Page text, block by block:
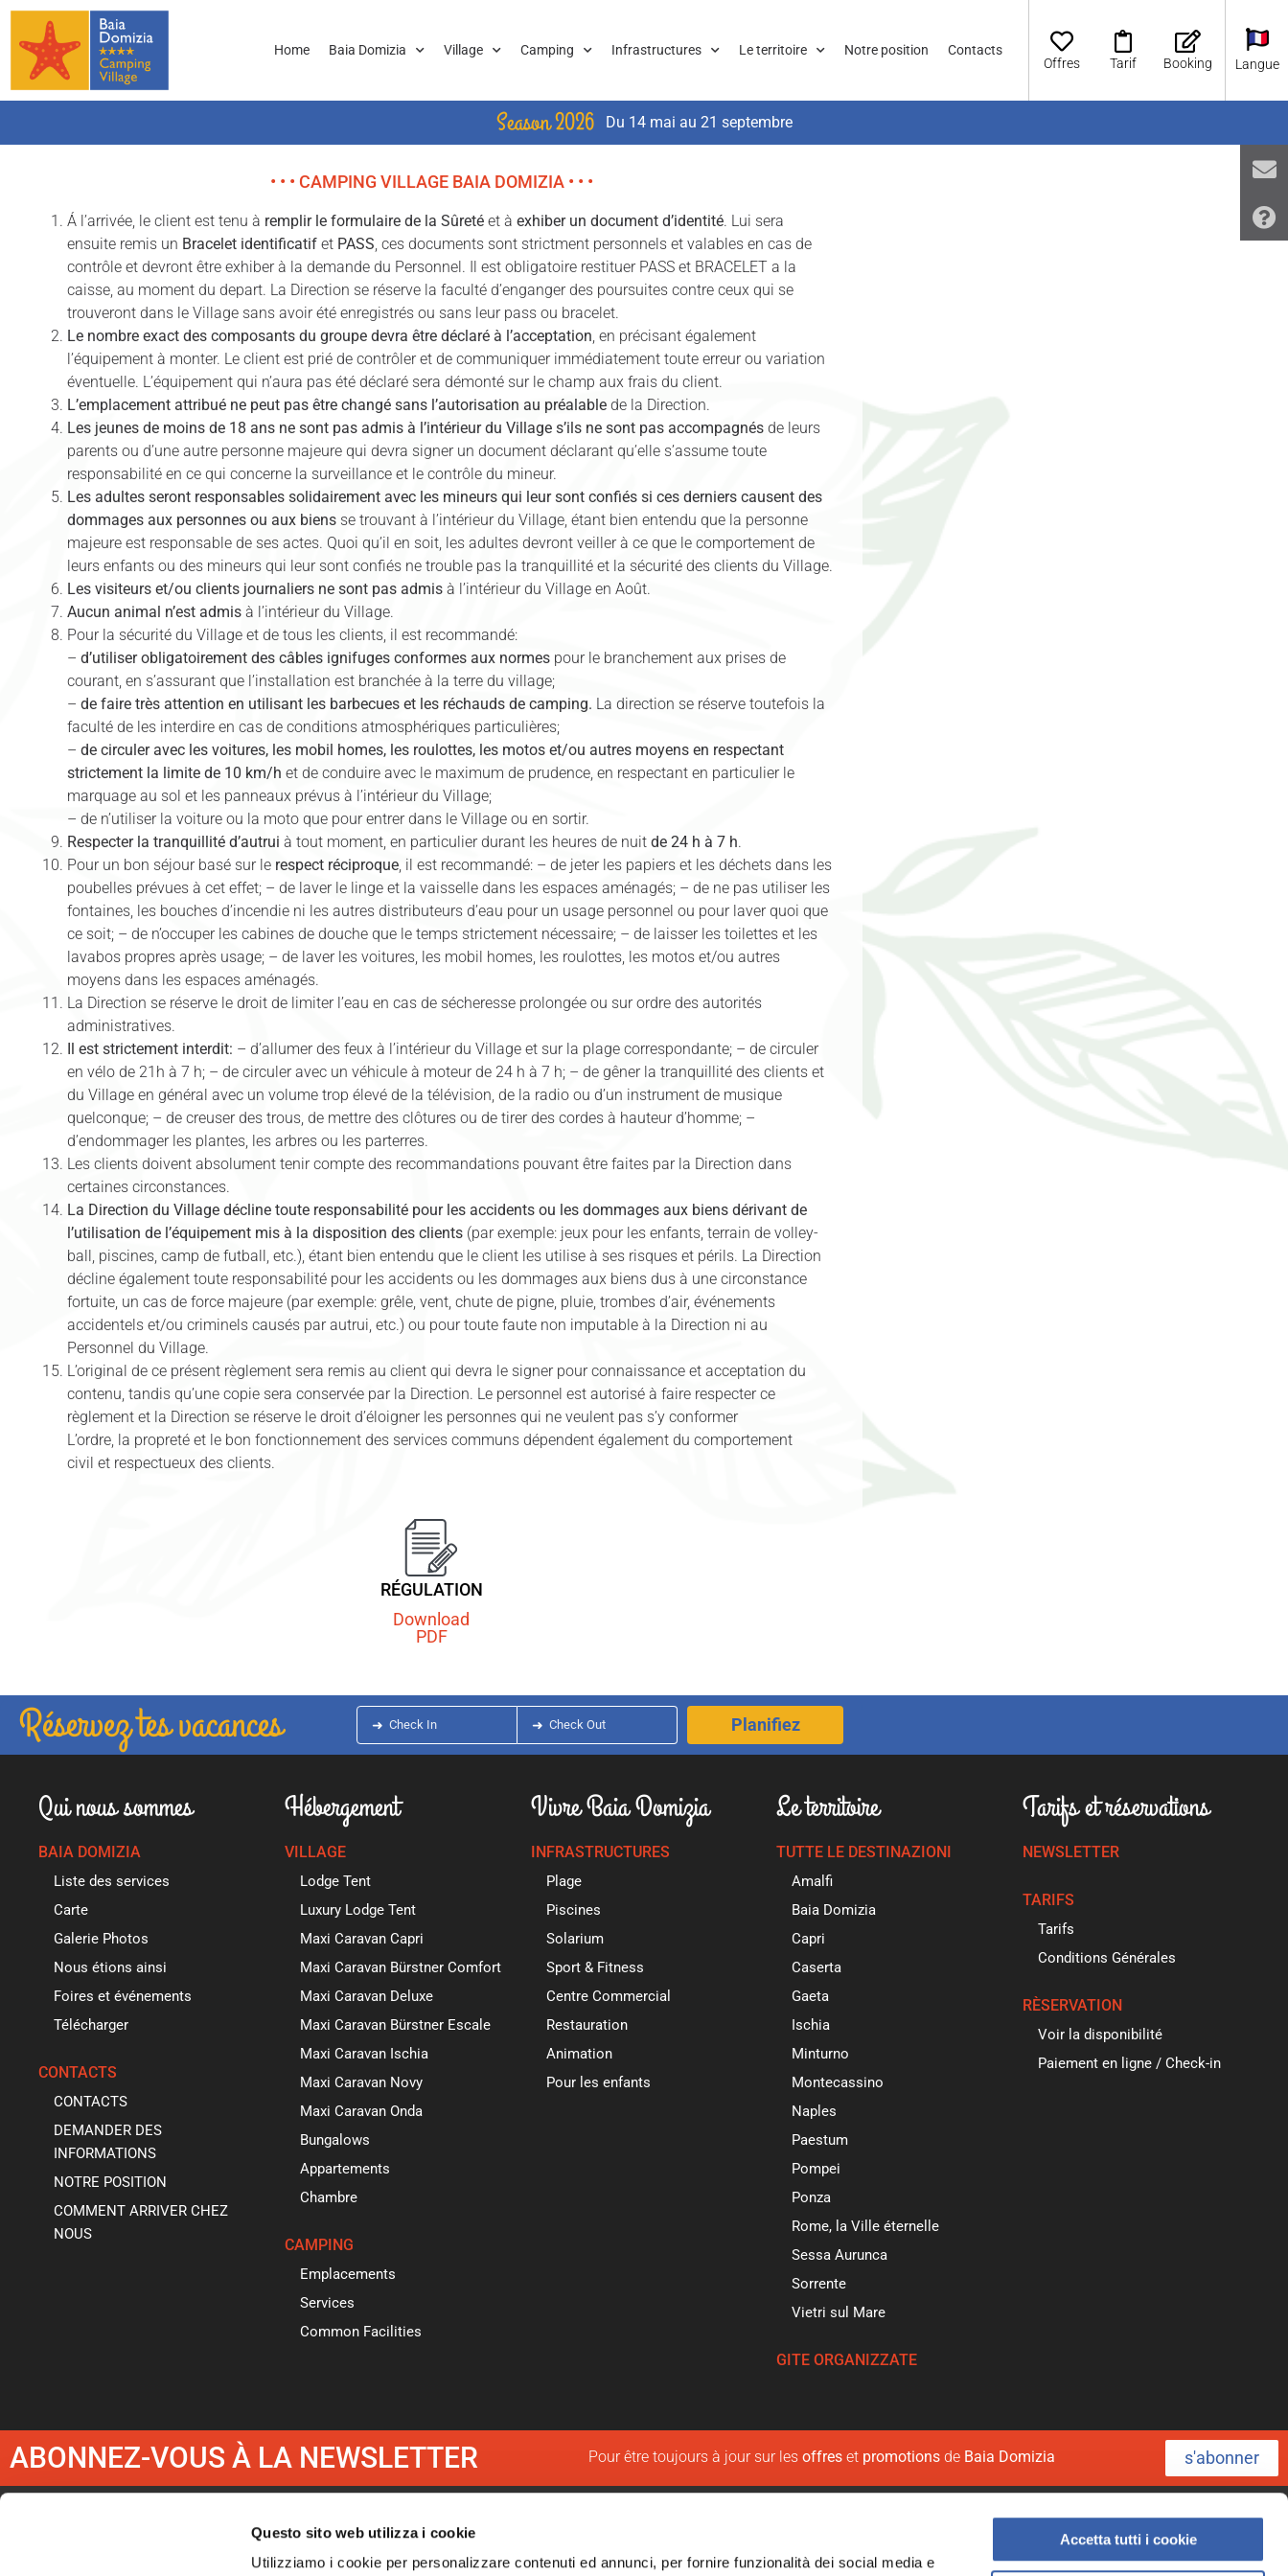
Questo sito web utilizza i cookie
Utilizziamo i cookie per personalizzare contenuti ed annunci, per fornire funzionalità dei social media e
Accetta tutti i cookie
Home Baia Domizia Village Camping Infrastructures Le territoire Notre position
Contacts
Offres
Tarif Booking Langue
Season 2026 Du 14 mai au 21 septembre
• • • CAMPING VILLAGE BAIA DOMIZIA • • •
Á l’arrivée, le client est tenu à remplir le formulaire de la Sûreté et à exhiber un document d’identité. Lui sera
ensuite remis un Bracelet identificatif et PASS , ces documents sont strictment personnels et valables en cas de
contrôle et devront être exhiber à la demande du Personnel. Il est obligatoire restituer PASS et BRACELET a la
caisse, au moment du depart. La Direction se réserve la faculté d’enganger des poursuites contre ceux qui se
trouveront dans le Village sans avoir été enregistrés ou sans leur pass ou bracelet.
Le nombre exact des composants du groupe devra être déclaré à l’acceptation , en précisant également
l’équipement à monter. Le client est prié de contrôler et de communiquer immédiatement toute erreur ou variation
éventuelle. L’équipement qui n’aura pas été déclaré sera démonté sur le champ aux frais du client.
L’emplacement attribué ne peut pas être changé sans l’autorisation au préalable de la Direction.
Les jeunes de moins de 18 ans ne sont pas admis à l’intérieur du Village s’ils ne sont pas accompagnés de leurs
parents ou d’une autre personne majeure qui devra signer un document déclarant qu’elle s’assume toute
responsabilité en ce qui concerne la surveillance et le contrôle du mineur.
Les adultes seront responsables solidairement avec les mineurs qui leur sont confiés si ces derniers causent des
dommages aux personnes ou aux biens se trouvant à l’intérieur du Village, étant bien entendu que la personne
majeure est responsable de ses actes. Quoi qu’il en soit, les adultes devront veiller à ce que le comportement de
leurs enfants ou des mineurs qui leur sont confiés ne trouble pas la tranquillité et la sécurité des clients du Village.
Les visiteurs et/ou clients journaliers ne sont pas admis à l’intérieur du Village en Août.
Aucun animal n’est admis à l’intérieur du Village.
Pour la sécurité du Village et de tous les clients, il est recommandé:
– d’utiliser obligatoirement des câbles ignifuges conformes aux normes pour le branchement aux prises de
courant, en s’assurant que l’installation est branchée à la terre du village;
– de faire très attention en utilisant les barbecues et les réchauds de camping. La direction se réserve toutefois la
faculté de les interdire en cas de conditions atmosphériques particulières;
– de circuler avec les voitures, les mobil homes, les roulottes, les motos et/ou autres moyens en respectant
strictement la limite de 10 km/h et de conduire avec le maximum de prudence, en respectant en particulier le
marquage au sol et les panneaux prévus à l’intérieur du Village;
– de n’utiliser la voiture ou la moto que pour entrer dans le Village ou en sortir.
Respecter la tranquillité d’autrui à tout moment, en particulier durant les heures de nuit de 24 h à 7 h.
Pour un bon séjour basé sur le respect réciproque , il est recommandé: – de jeter les papiers et les déchets dans les
poubelles prévues à cet effet; – de laver le linge et la vaisselle dans les espaces aménagés; – de ne pas utiliser les
fontaines, les bouches d’incendie ni les autres distributeurs d’eau pour un usage personnel ou pour laver quoi que
ce soit; – de n’occuper les cabines de douche que le temps strictement nécessaire; – de laisser les toilettes et les
lavabos propres après usage; – de laver les voitures, les mobil homes, les roulottes, les motos et/ou autres
moyens dans les espaces aménagés.
La Direction se réserve le droit de limiter l’eau en cas de sécheresse prolongée ou sur ordre des autorités
administratives.
Il est strictement interdit: – d’allumer des feux à l’intérieur du Village et sur la plage correspondante; – de circuler
en vélo de 21h à 7 h; – de circuler avec un véhicule à moteur de 24 h à 7 h; – de gêner la tranquillité des clients et
du Village en général avec un volume trop élevé de la télévision, de la radio ou d’un instrument de musique
quelconque; – de creuser des trous, de mettre des clôtures ou de tirer des cordes à hauteur d’homme; –
d’endommager les plantes, les arbres ou les parterres.
Les clients doivent absolument tenir compte des recommandations pouvant être faites par la Direction dans
certaines circonstances.
La Direction du Village décline toute responsabilité pour les accidents ou les dommages aux biens dérivant de
l’utilisation de l’équipement mis à la disposition des clients (par exemple: jeux pour les enfants, terrain de volley-
ball, piscines, camp de futball, etc.), étant bien entendu que le client les utilise à ses risques et périls. La Direction
décline également toute responsabilité pour les accidents ou les dommages aux biens dus à une circonstance
fortuite, un cas de force majeure (par exemple: grêle, vent, chute de pigne, pluie, trombes d’air, événements
accidentels et/ou criminels causés par autrui, etc.) ou pour toute faute non imputable à la Direction ni au
Personnel du Village.
L’original de ce présent règlement sera remis au client qui devra le signer pour connaissance et acceptation du
contenu, tandis qu’une copie sera conservée par la Direction. Le personnel est autorisé à faire respecter ce
règlement et la Direction se réserve le droit d’éloigner les personnes qui ne veulent pas s’y conformer
L’ordre, la propreté et le bon fonctionnement des services communs dépendent également du comportement
civil et respectueux des clients.
RÉGULATION
Download
PDF
Réservez tes vacances ➜ Check In ➜ Check Out Planifiez
Qui nous sommes
BAIA DOMIZIA
Liste des services
Carte
Galerie Photos
Nous étions ainsi
Foires et événements
Télécharger
CONTACTS
CONTACTS
DEMANDER DES
INFORMATIONS
NOTRE POSITION
COMMENT ARRIVER CHEZ
NOUS
Hébergement
VILLAGE
Lodge Tent
Luxury Lodge Tent
Maxi Caravan Capri
Maxi Caravan Bürstner Comfort
Maxi Caravan Deluxe
Maxi Caravan Bürstner Escale
Maxi Caravan Ischia
Maxi Caravan Novy
Maxi Caravan Onda
Bungalows
Appartements
Chambre
CAMPING
Emplacements
Services
Common Facilities
Vivre Baia Domizia
INFRASTRUCTURES
Plage
Piscines
Solarium
Sport & Fitness
Centre Commercial
Restauration
Animation
Pour les enfants
Le territoire
TUTTE LE DESTINAZIONI
Amalfi
Baia Domizia
Capri
Caserta
Gaeta
Ischia
Minturno
Montecassino
Naples
Paestum
Pompei
Ponza
Rome, la Ville éternelle
Sessa Aurunca
Sorrente
Vietri sul Mare
GITE ORGANIZZATE
Tarifs et réservations
NEWSLETTER
TARIFS
Tarifs
Conditions Générales
RÈSERVATION
Voir la disponibilité
Paiement en ligne / Check-in
ABONNEZ-VOUS À LA NEWSLETTER Pour être toujours à jour sur les offres et promotions de Baia Domizia s'abonner
Baia Domizia – Camping Village – Sessa Aurunca (CE) Italia – Tel.
CF e P. IVA 00160910618 – CIR/CUSR: 15061088ext0015
Suivez-nous sur: